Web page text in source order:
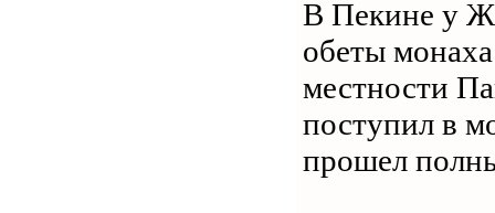
В Пекине у
обеты
местности
поступил в
прошел